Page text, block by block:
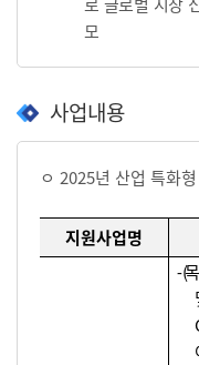
모
사업내용
ㅇ 2025년 산업 특화형
지원사업명
⁃(